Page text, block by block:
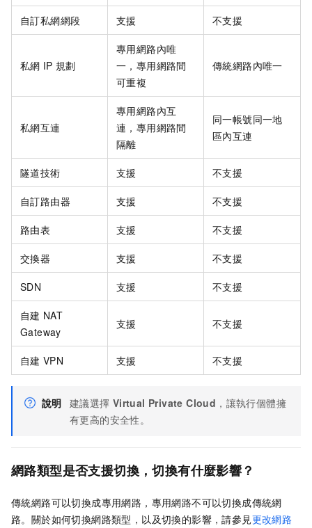
自訂私網網段 支援 不支援
私網 IP 規劃
專用網路內唯
一，專用網路間
可重複
傳統網路內唯一
私網互連
專用網路內互
連，專用網路間
隔離
同一帳號同一地
區內互連
隧道技術 支援 不支援
自訂路由器 支援 不支援
路由表 支援 不支援
交換器 支援 不支援
SDN 支援 不支援
自建 NAT
Gateway
支援 不支援
自建 VPN 支援 不支援
說明 建議選擇 Virtual Private Cloud ，讓執行個體擁
有更高的安全性。
網路類型是否支援切換，切換有什麼影響？
傳統網路可以切換成專用網路，專用網路不可以切換成傳統網
路。關於如何切換網路類型，以及切換的影響，請參見更改網路